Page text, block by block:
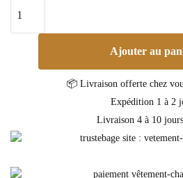
Ajouter au
📦 Livraison offerte chez
Expédition 1 à 2
Livraison 4 à 10 jours